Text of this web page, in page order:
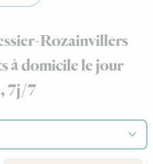
Rozainvillers
à domicile le jour
7j/7